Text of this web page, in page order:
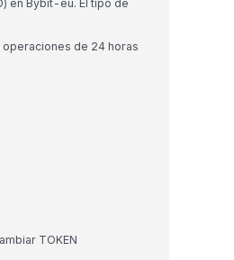
en Bybit-eu. El tipo de
operaciones de 24 horas
TOKEN